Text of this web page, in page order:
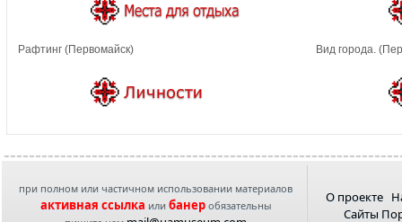
Рафтинг (Первомайск) Вид города.
при полном или частичном использовании материалов
активная ссылка или банеробязательны
О проекте
Сайты